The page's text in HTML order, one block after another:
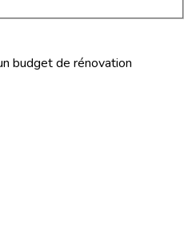
budget de rénovation